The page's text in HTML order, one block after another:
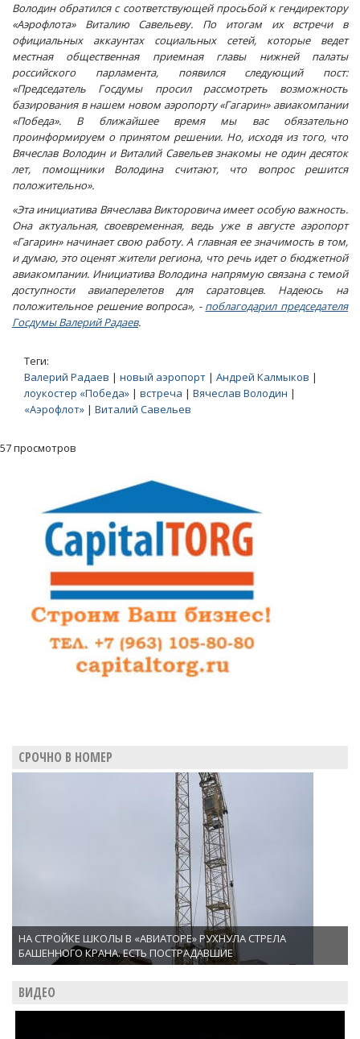
Володин обратился с соответствующей просьбой к гендиректору
«Аэрофлота» Виталию Савельеву. По итогам их встречи в
официальных аккаунтах социальных сетей, которые ведет
местная общественная приемная главы нижней палаты
российского парламента, появился следующий пост:
«Председатель Госдумы просил рассмотреть возможность
базирования в нашем новом аэропорту «Гагарин» авиакомпании
«Победа». В ближайшее время мы вас обязательно
проинформируем о принятом решении. Но, исходя из того, что
Вячеслав Володин и Виталий Савельев знакомы не один десяток
лет, помощники Володина считают, что вопрос решится
положительно».
«Эта инициатива Вячеслава Викторовича имеет особую важность.
Она актуальная, своевременная, ведь уже в августе аэропорт
«Гагарин» начинает свою работу. А главная ее значимость в том,
и думаю, это оценят жители региона, что речь идет о бюджетной
авиакомпании. Инициатива Володина напрямую связана с темой
доступности авиаперелетов для саратовцев. Надеюсь на
положительное решение вопроса», - поблагодарил председателя
Госдумы Валерий Радаев.
Теги:
Валерий Радаев | новый аэропорт | Андрей Калмыков |
лоукостер «Победа» | встреча | Вячеслав Володин |
«Аэрофлот» | Виталий Савельев
57 просмотров
СРОЧНО В НОМЕР
НА СТРОЙКЕ ШКОЛЫ В «АВИАТОРЕ» РУХНУЛА СТРЕЛА
БАШЕННОГО КРАНА. ЕСТЬ ПОСТРАДАВШИЕ
ВИДЕО